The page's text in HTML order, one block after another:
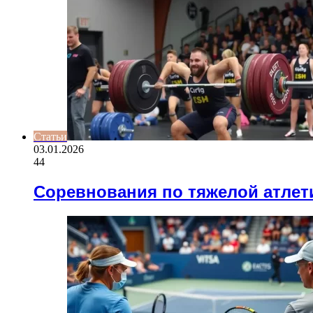
Статьи
03.01.2026
44
Соревнования по тяжелой